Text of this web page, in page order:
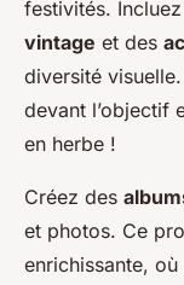
festivités.
vintage et des
diversité
devant l’objectif
en herbe !
Créez des
et photos. Ce
enrichissante,